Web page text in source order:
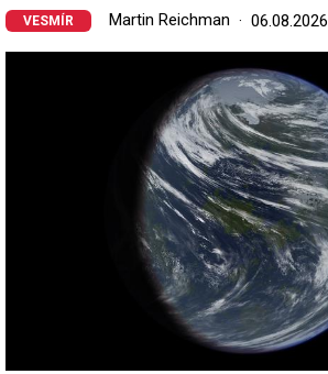
VESMÍR Martin Reichman 06.08.2026